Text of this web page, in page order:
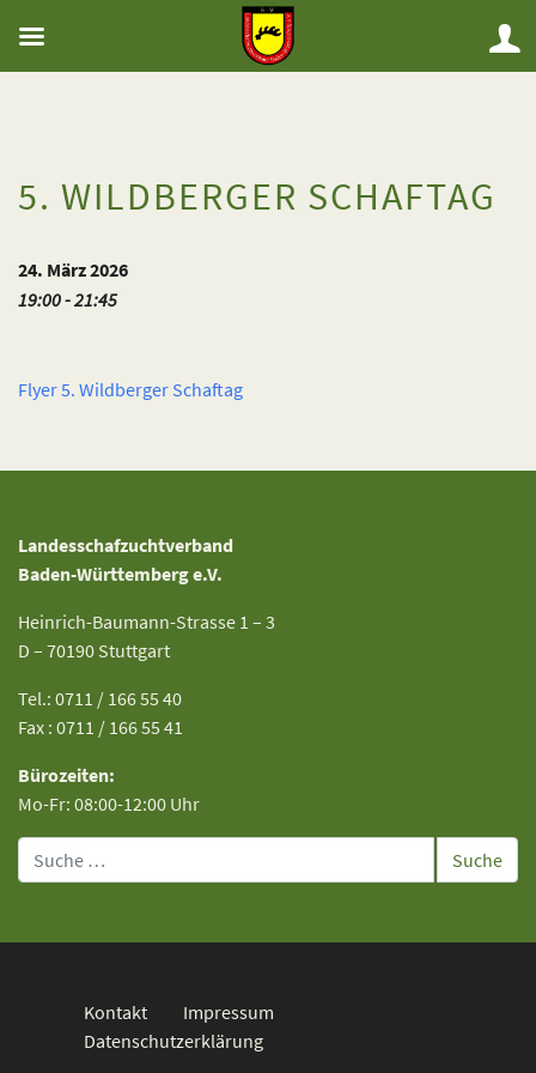
5. WILDBERGER SCHAFTAG
24. März 2026
19:00 - 21:45
Flyer 5. Wildberger Schaftag
Landesschafzuchtverband
Baden-Württemberg e.V.
Heinrich-Baumann-Strasse 1 – 3
D – 70190 Stuttgart
Tel.: 0711 / 166 55 40
Fax : 0711 / 166 55 41
Bürozeiten:
Mo-Fr: 08:00-12:00 Uhr
Suche
Kontakt
Impressum
Datenschutzerklärung